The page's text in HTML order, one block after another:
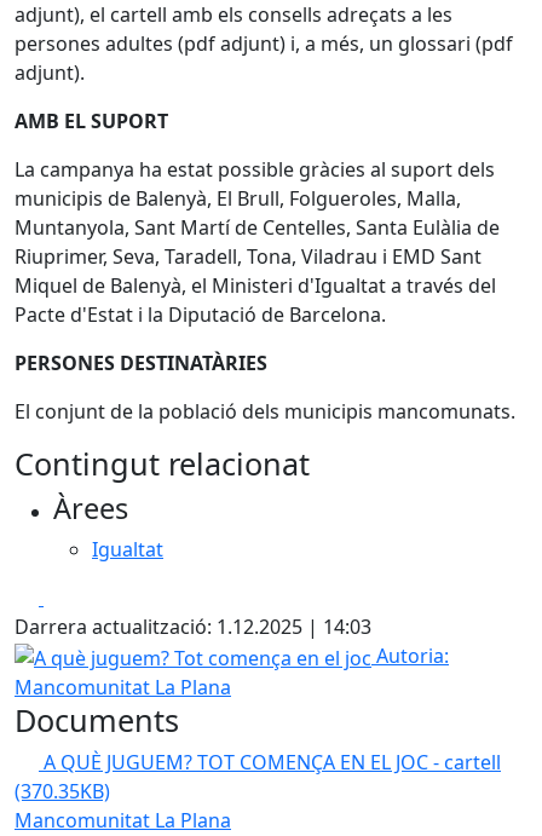
adjunt), el cartell amb els consells adreçats a les
persones adultes (pdf adjunt) i, a més, un glossari (pdf
adjunt).
AMB EL SUPORT
La campanya ha estat possible gràcies al suport dels
municipis de Balenyà, El Brull, Folgueroles, Malla,
Muntanyola, Sant Martí de Centelles, Santa Eulàlia de
Riuprimer, Seva, Taradell, Tona, Viladrau i EMD Sant
Miquel de Balenyà, el Ministeri d'Igualtat a través del
Pacte d'Estat i la Diputació de Barcelona.
PERSONES DESTINATÀRIES
El conjunt de la població dels municipis mancomunats.
Contingut relacionat
Àrees
Igualtat
Darrera actualització: 1.12.2025 | 14:03
A què juguem? Tot comença en el joc
Autoria:
Mancomunitat La Plana
Documents
A QUÈ JUGUEM? TOT COMENÇA EN EL JOC - cartell
(370.35KB)
Mancomunitat La Plana